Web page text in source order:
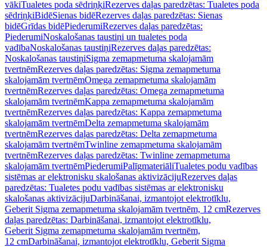
vākiTualetes poda sēdriņķiRezerves daļas paredzētas: Tualetes poda
sēdriņķiBidēSienas bidēRezerves daļas paredzētas: Sienas
bidēGrīdas bidēPiederumiRezerves daļas paredzētas:
PiederumiNoskalošanas taustiņi un tualetes poda
vadībaNoskalošanas taustiņiRezerves daļas paredzētas:
Noskalošanas taustiņiSigma zemapmetuma skalojamām
tvertnēmRezerves daļas paredzētas: Sigma zemapmetuma
skalojamām tvertnēmOmega zemapmetuma skalojamām
tvertnēmRezerves daļas paredzētas: Omega zemapmetuma
skalojamām tvertnēmKappa zemapmetuma skalojamām
tvertnēmRezerves daļas paredzētas: Kappa zemapmetuma
skalojamām tvertnēmDelta zemapmetuma skalojamām
tvertnēmRezerves daļas paredzētas: Delta zemapmetuma
skalojamām tvertnēmTwinline zemapmetuma skalojamām
tvertnēmRezerves daļas paredzētas: Twinline zemapmetuma
skalojamām tvertnēmPiederumiPalīgmateriāliTualetes podu vadības
sistēmas ar elektronisku skalošanas aktivizācijuRezerves daļas
paredzētas: Tualetes podu vadības sistēmas ar elektronisku
skalošanas aktivizācijuDarbināšanai, izmantojot elektrotīklu,
Geberit Sigma zemapmetuma skalojamām tvertnēm, 12 cmRezerves
daļas paredzētas: Darbināšanai, izmantojot elektrotīklu,
Geberit Sigma zemapmetuma skalojamām tvertnēm,
12 cmDarbināšanai, izmantojot elektrotīklu, Geberit Sigma